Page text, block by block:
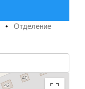
• Отделение